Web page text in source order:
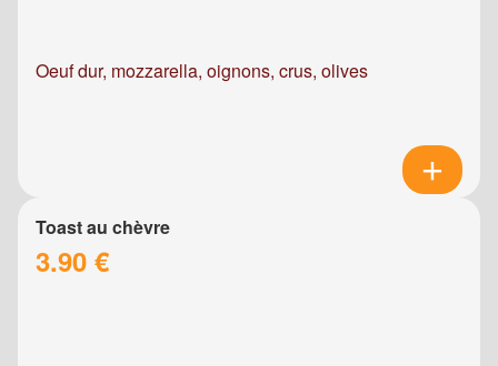
Oeuf dur, mozzarella, oignons, crus, olives
Toast au chèvre
3.90 €